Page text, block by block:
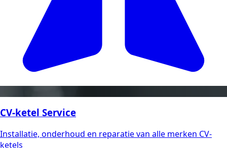
CV-ketel Service
Installatie, onderhoud en reparatie van alle merken CV-
ketels